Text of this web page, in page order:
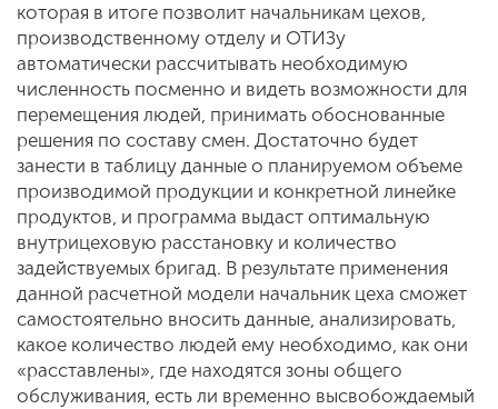
которая в итоге позволит начальникам цехов,
производственному отделу и ОТИЗу
автоматически рассчитывать необходимую
численность посменно и видеть возможности для
перемещения людей, принимать обоснованные
решения по составу смен. Достаточно будет
занести в таблицу данные о планируемом объеме
производимой продукции и конкретной линейке
продуктов, и программа выдаст оптимальную
внутрицеховую расстановку и количество
задействуемых бригад. В результате применения
данной расчетной модели начальник цеха сможет
самостоятельно вносить данные, анализировать,
какое количество людей ему необходимо, как они
«расставлены», где находятся зоны общего
обслуживания, есть ли временно высвобождаемый